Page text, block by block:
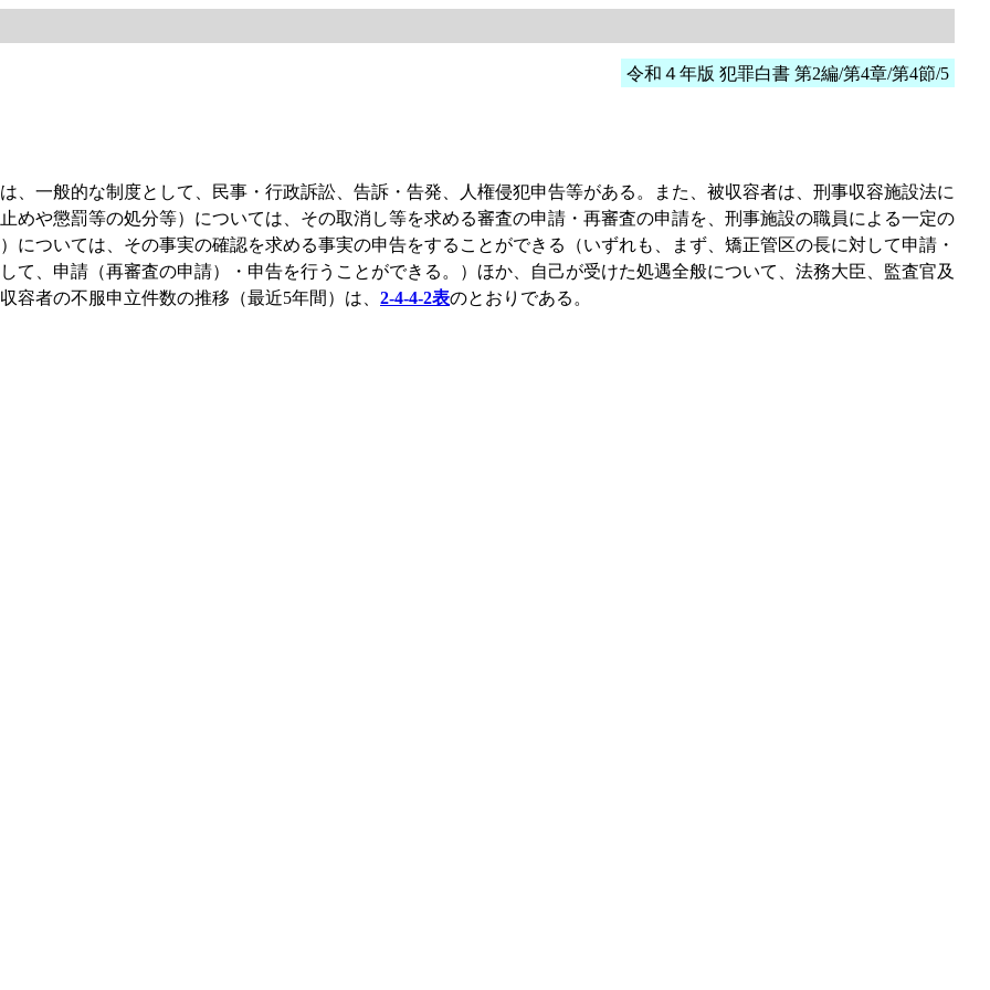
令和４年版 犯罪白書 第2編/第4章/第4節/5
、一般的な制度として、民事・行政訴訟、告訴・告発、人権侵犯申告等がある。また、被収容者は、刑事収容施設法に
めや懲罰等の処分等）については、その取消し等を求める審査の申請・再審査の申請を、刑事施設の職員による一定の
については、その事実の確認を求める事実の申告をすることができる（いずれも、まず、矯正管区の長に対して申請・
て、申請（再審査の申請）・申告を行うことができる。）ほか、自己が受けた処遇全般について、法務大臣、監査官及
容者の不服申立件数の推移（最近5年間）は、 2-4-4-2表のとおりである。